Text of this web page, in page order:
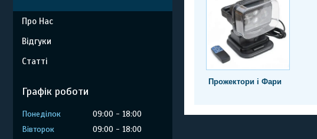
Прожектори і Фари
Про Нас
Відгуки
Статті
Графік роботи
Понеділок 09:00
18:00
Вівторок
09:00
18:00